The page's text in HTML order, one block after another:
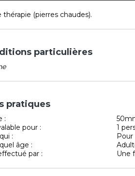
thérapie (pierres chaudes).
particulières
pratiques
:
pour :
1
:
Pour
âge :
par :
Une